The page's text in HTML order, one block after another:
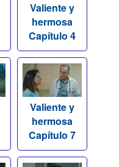
Valiente y
hermosa
Capítulo 4
Valiente y
hermosa
Capítulo 7